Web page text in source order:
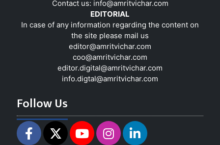
Contact us: info@amritvichar.com
EDITORIAL
In case of any information regarding the content on
the site please mail us
editor@amritvichar.com
coo@amritvichar.com
editor.digital@amritvichar.com
info.digtal@amritvichar.com
Follow Us